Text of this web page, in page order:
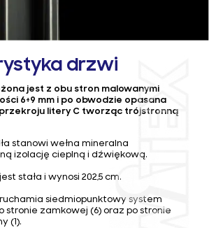
drzwi
jest z obu stron malowanymi
6÷9 mm i po obwodzie opasana
przekroju litery C tworząc trójstronną
stanowi wełna mineralna
izolację cieplną i dźwiękową.
stała i wynosi 202,5 cm.
siedmiopunktowy system
stronie zamkowej (6) oraz po stronie
(1).